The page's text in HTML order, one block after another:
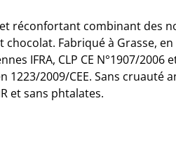
et réconfortant combinant des
chocolat. Fabriqué à Grasse,
IFRA, CLP CE N°1907/2006
1223/2009/CEE. Sans cruauté
et sans phtalates.